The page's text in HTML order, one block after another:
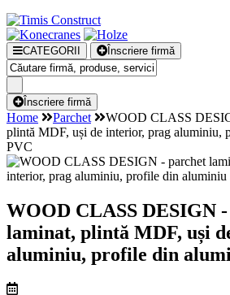
CATEGORII Înscriere firmă
Înscriere firmă
Home Parchet
WOOD CLASS
plintă MDF, uși de interior, prag aluminiu,
PVC
WOOD CLASS DESIGN
laminat, plintă MDF, uși
aluminiu, profile din